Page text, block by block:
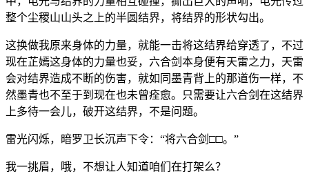
整个尘稷山山头之上的半圆结界，将结界的形状勾出。
这换做我原来身体的力量，就能一击将这结界给穿透了，不过
现在芷嫣这身体的力量也妥，六合剑本身便有天雷之力，天雷
会对结界造成不断的伤害，就如同墨青背上的那道伤一样，不
然墨青也不至于到现在也未曾痊愈。只需要让六合剑在这结界
上多待一会儿，破开这结界，不是问题。
雷光闪烁，暗罗卫长沉声下令：“将六合剑□□。”
我一挑眉，哦，不想让人知道咱们在打架么？